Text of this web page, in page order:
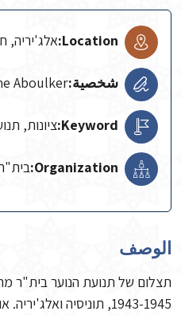
Location: אלג'יריה,
شخصية:Aboulker
Keyword: ציונות,
Organization:
الوصف
תצלום של תנועת הנוער בית"ר
1943-1945, תוניסיה